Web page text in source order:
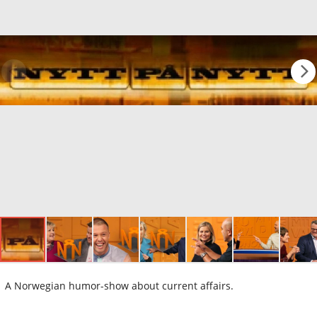
A Norwegian humor-show about current affairs.